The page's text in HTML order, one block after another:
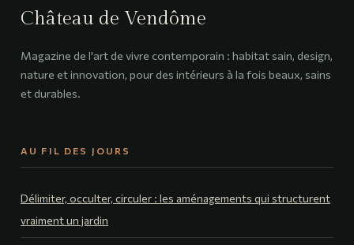
Château de Vendôme
Magazine de l'art de vivre contemporain : habitat sain, design,
nature et innovation, pour des intérieurs à la fois beaux, sains
et durables.
AU FIL DES JOURS
Délimiter, occulter, circuler : les aménagements qui structurent
vraiment un jardin